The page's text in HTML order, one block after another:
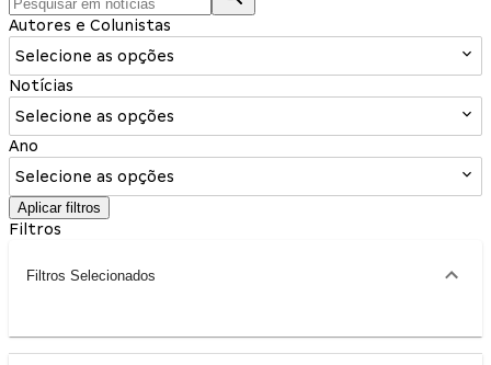
Autores e Colunistas
Selecione as opções
Notícias
Selecione as opções
Ano
Selecione as opções
Aplicar filtros
Filtros
Filtros Selecionados